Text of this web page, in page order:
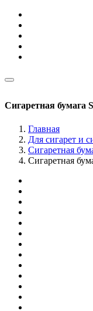
Сигаретная бумага
Главная
Для сигарет и
Сигаретная
Сигаретная